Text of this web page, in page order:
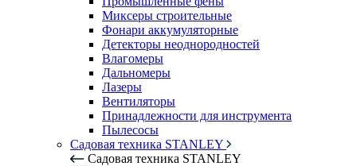
Миксеры строительные
Фонари аккумуляторные
Детекторы неоднородностей
Влагомеры
Дальномеры
Лазеры
Вентиляторы
Принадлежности для инструмента
Пылесосы
Садовая техника STANLEY
Садовая техника STANLEY